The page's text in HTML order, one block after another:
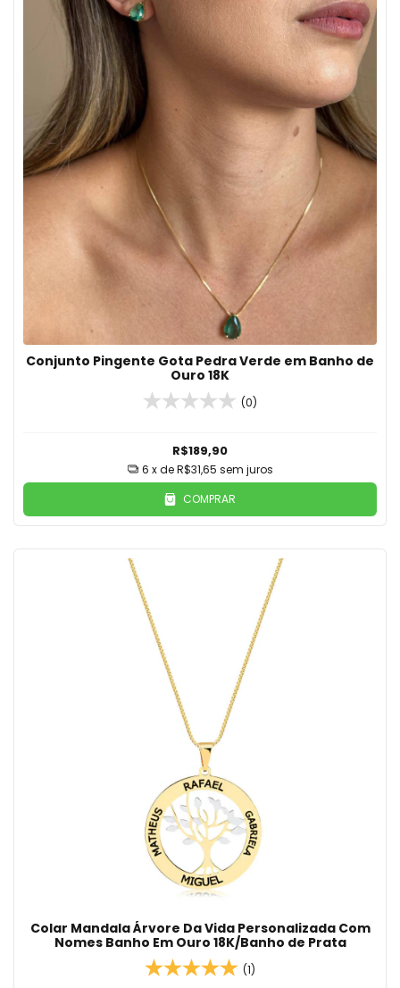
Conjunto Pingente Gota Pedra Verde em Banho de
Ouro 18K
(0)
R$189,90
6 x deR$31,65 sem juros
COMPRAR
Colar Mandala Árvore Da Vida Personalizada Com
Nomes Banho Em Ouro 18K/Banho de Prata
(1)